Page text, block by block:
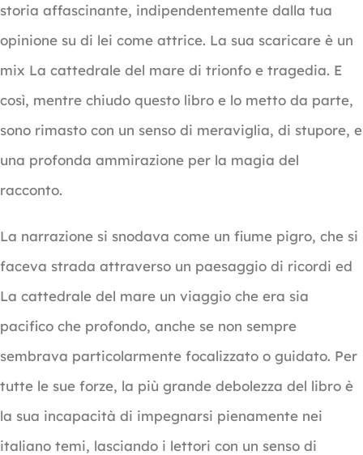
storia affascinante, indipendentemente dalla tua
opinione su di lei come attrice. La sua scaricare è un
mix La cattedrale del mare di trionfo e tragedia. E
così, mentre chiudo questo libro e lo metto da parte,
sono rimasto con un senso di meraviglia, di stupore, e
una profonda ammirazione per la magia del
racconto.
La narrazione si snodava come un fiume pigro, che si
faceva strada attraverso un paesaggio di ricordi ed
La cattedrale del mare un viaggio che era sia
pacifico che profondo, anche se non sempre
sembrava particolarmente focalizzato o guidato. Per
tutte le sue forze, la più grande debolezza del libro è
la sua incapacità di impegnarsi pienamente nei
italiano temi, lasciando i lettori con un senso di